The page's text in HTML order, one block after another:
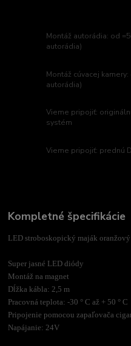
Montáž autorádia: od
autorádia)
Montáž cúvacej
autorádia)
Vieme pripojiť:
systém
Vieme pripojiť: prednú
Kompletné špecifikácie
LED stroboskopický maják
Super jasné LED diódy
Montáž na magnet
Dĺžka kábla: 2,5 m
Pracovná teplota: -30 ° C až + 50 ° C
Pripojenie pomocou zapaľovača
Napájanie: 24V